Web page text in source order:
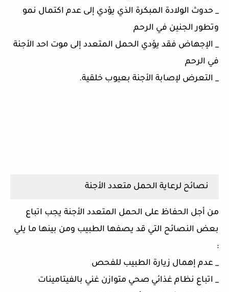
_ حدوث الولادة المبكرة الذي يؤدي إلى عدم اكتمال نمو
وتطور الجنين في الرحم
_ الإجهاض فقد يؤدي الحمل المتعدد إلى موت احد الأجنة
في الرحم
_ التعرض لإصابة الأجنة بعيوب خلقية.
نصائح لرعاية الحمل متعدد الأجنة
من أجل الحفاظ على الحمل المتعدد الأجنة يجب اتباع
بعض النصائح التي قد يصفها الطبيب ومن بينها ما يلي
:
_ عدم إهمال زيارة الطبيب للفحص
_ اتباع نظام غذائي صحي متوازن غني بالفيتامينات